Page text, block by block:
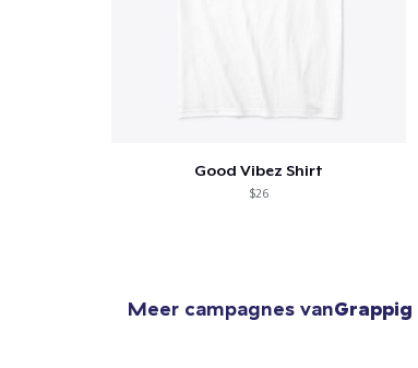
Good Vibez Shirt
$26
Meer campagnes vanGrappig